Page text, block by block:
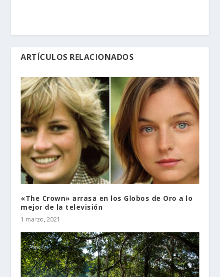
ARTÍCULOS RELACIONADOS
«The Crown» arrasa en los Globos de Oro a lo
mejor de la televisión
1 marzo, 2021